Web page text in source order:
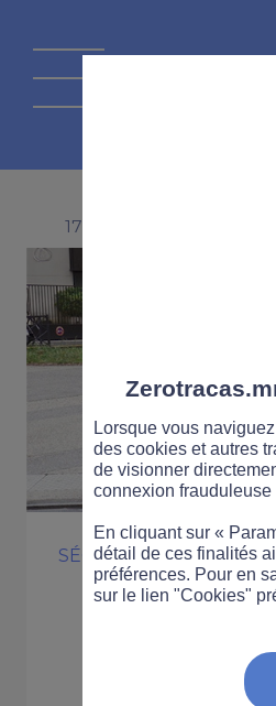
17 OCTOBRE 2022
SÉCURITÉ ROUTIÈRE
MMA
Lorsque vous
des cookies et autres
de visionner
connexion
En cliquant sur «
détail de ces finalités
préférences. Pour en
sur le lien "Cookies"